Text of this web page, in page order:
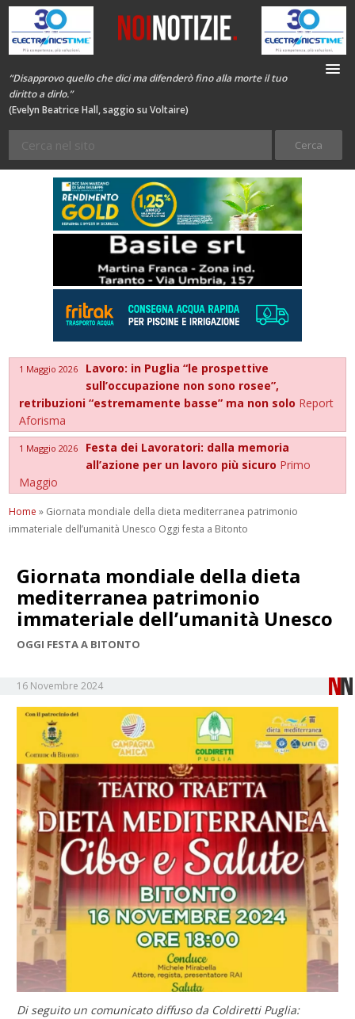
“Disapprovo quello che dici ma difenderò fino alla morte il tuo
diritto a dirlo.”
(Evelyn Beatrice Hall, saggio su Voltaire)
1 Maggio 2026
Lavoro: in Puglia “le prospettive
sull’occupazione non sono rosee”,
retribuzioni “estremamente basse” ma non solo Report
Aforisma
1 Maggio 2026
Festa dei Lavoratori: dalla memoria
all’azione per un lavoro più sicuro Primo
Maggio
Home » Giornata mondiale della dieta mediterranea patrimonio
immateriale dell’umanità Unesco Oggi festa a Bitonto
Giornata mondiale della dieta
mediterranea patrimonio
immateriale dell’umanità Unesco
OGGI FESTA A BITONTO
16 Novembre 2024
Di seguito un comunicato diffuso da Coldiretti Puglia: